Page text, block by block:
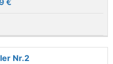
€
2